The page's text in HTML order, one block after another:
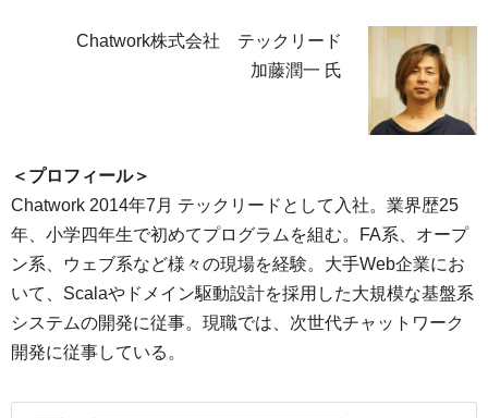
Chatwork株式会社 テックリード
加藤潤一 氏
＜プロフィール＞
Chatwork 2014年7月 テックリードとして入社。業界歴25
年、小学四年生で初めてプログラムを組む。FA系、オープ
ン系、ウェブ系など様々の現場を経験。大手Web企業にお
いて、Scalaやドメイン駆動設計を採用した大規模な基盤系
システムの開発に従事。現職では、次世代チャットワーク
開発に従事している。